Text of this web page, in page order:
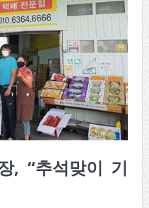
, “추석맞이 기